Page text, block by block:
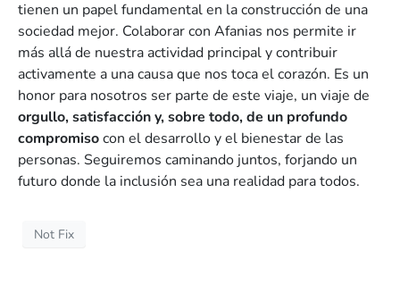
tienen un papel fundamental en la construcción de una
sociedad mejor. Colaborar con Afanias nos permite ir
más allá de nuestra actividad principal y contribuir
activamente a una causa que nos toca el corazón. Es un
honor para nosotros ser parte de este viaje, un viaje de
orgullo, satisfacción y, sobre todo, de un profundo
compromisocon el desarrollo y el bienestar de las
personas. Seguiremos caminando juntos, forjando un
futuro donde la inclusión sea una realidad para todos.
Not Fix